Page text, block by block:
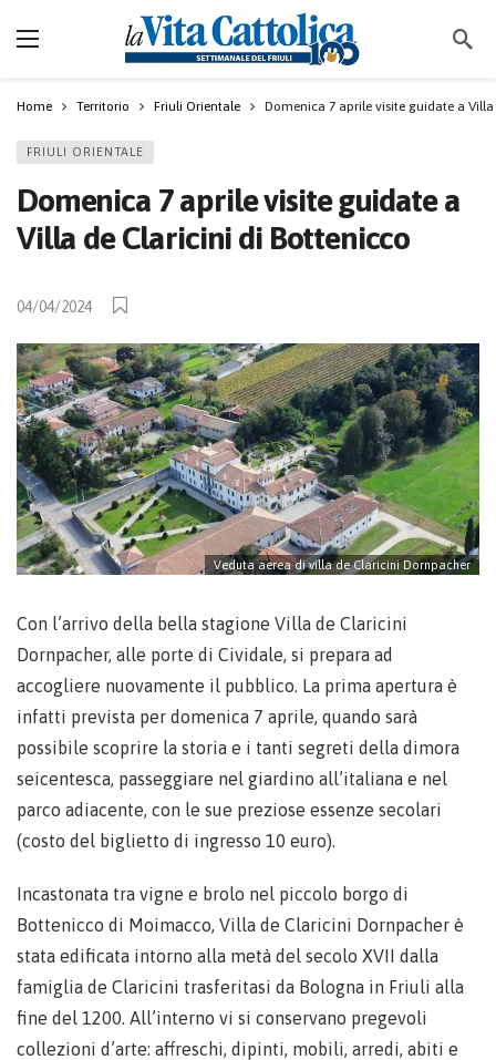
Home Territorio Friuli Orientale Domenica 7 aprile visite guidate a
FRIULI ORIENTALE
Domenica 7 aprile visite guidate a
Villa de Claricini di Bottenicco
04/04/2024
Veduta aerea di villa de Claricini Dornpacher
Con l’arrivo della bella stagione Villa de Claricini
Dornpacher, alle porte di Cividale, si prepara ad
accogliere nuovamente il pubblico. La prima apertura è
infatti prevista per domenica 7 aprile, quando sarà
possibile scoprire la storia e i tanti segreti della dimora
seicentesca, passeggiare nel giardino all’italiana e nel
parco adiacente, con le sue preziose essenze secolari
(costo del biglietto di ingresso 10 euro).
Incastonata tra vigne e brolo nel piccolo borgo di
Bottenicco di Moimacco, Villa de Claricini Dornpacher è
stata edificata intorno alla metà del secolo XVII dalla
famiglia de Claricini trasferitasi da Bologna in Friuli alla
fine del 1200. All’interno vi si conservano pregevoli
collezioni d’arte: affreschi, dipinti, mobili, arredi, abiti e